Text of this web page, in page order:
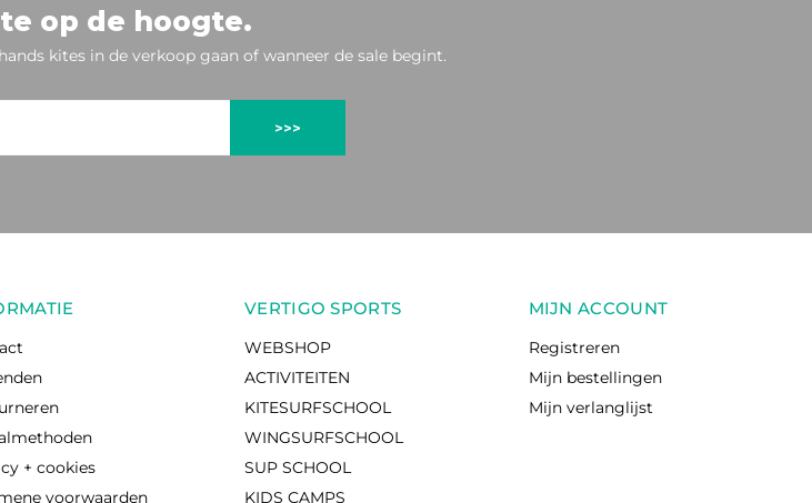
op de hoogte.
kites in de verkoop gaan of wanneer de sale begint.
>>>
+ cookies
voorwaarden
VERTIGO SPORTS
WEBSHOP
ACTIVITEITEN
KITESURFSCHOOL
WINGSURFSCHOOL
SUP SCHOOL
KIDS CAMPS
MIJN ACCOUNT
Registreren
Mijn bestellingen
Mijn verlanglijst